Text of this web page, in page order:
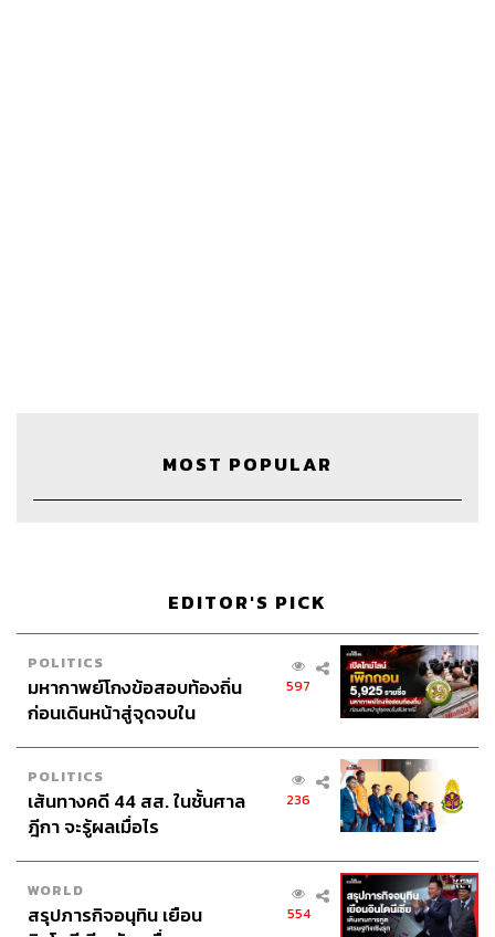
Show Creatorสรกล อดุลยานนท์, นครินทร์ วนกิจไพบูลย์
Coordinator & Admin อภิสิทธิ์​ หรรษาภิรมย์โชค
Proofreader
Webmasterรพีพรรณ เกตุสมพงษ์
Podcast Intern วริษฐ์ โกศลศุภกิจ
TAGS: The Standard Podcast
จาตุรนต์ ฉายแสง
ธนาธร จึงรุ่งเรืองกิจ
ณัฐวุฒิ ใสยเกื้อ
THE POWER GAME
สรกล อดุลยานนท์
​ หนุ่มเมืองจันท์
อนาคตใหม่
​ ยุบพรรค
MOST POPULAR
EDITOR'S PICK
POLITICS
มหากาพย์โกงข้อสอบท้องถิ่น
ก่อนเดินหน้าสู่จุดจบใน
597
POLITICS
เส้นทางคดี 44 สส. ในชั้นศาล
ฎีกา จะรู้ผลเมื่อไร
236
WORLD
สรุปภารกิจอนุทิน เยือน
554